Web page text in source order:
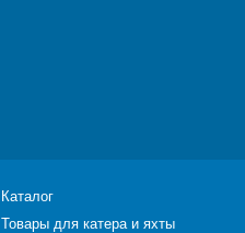
Каталог
Товары для катера и яхты